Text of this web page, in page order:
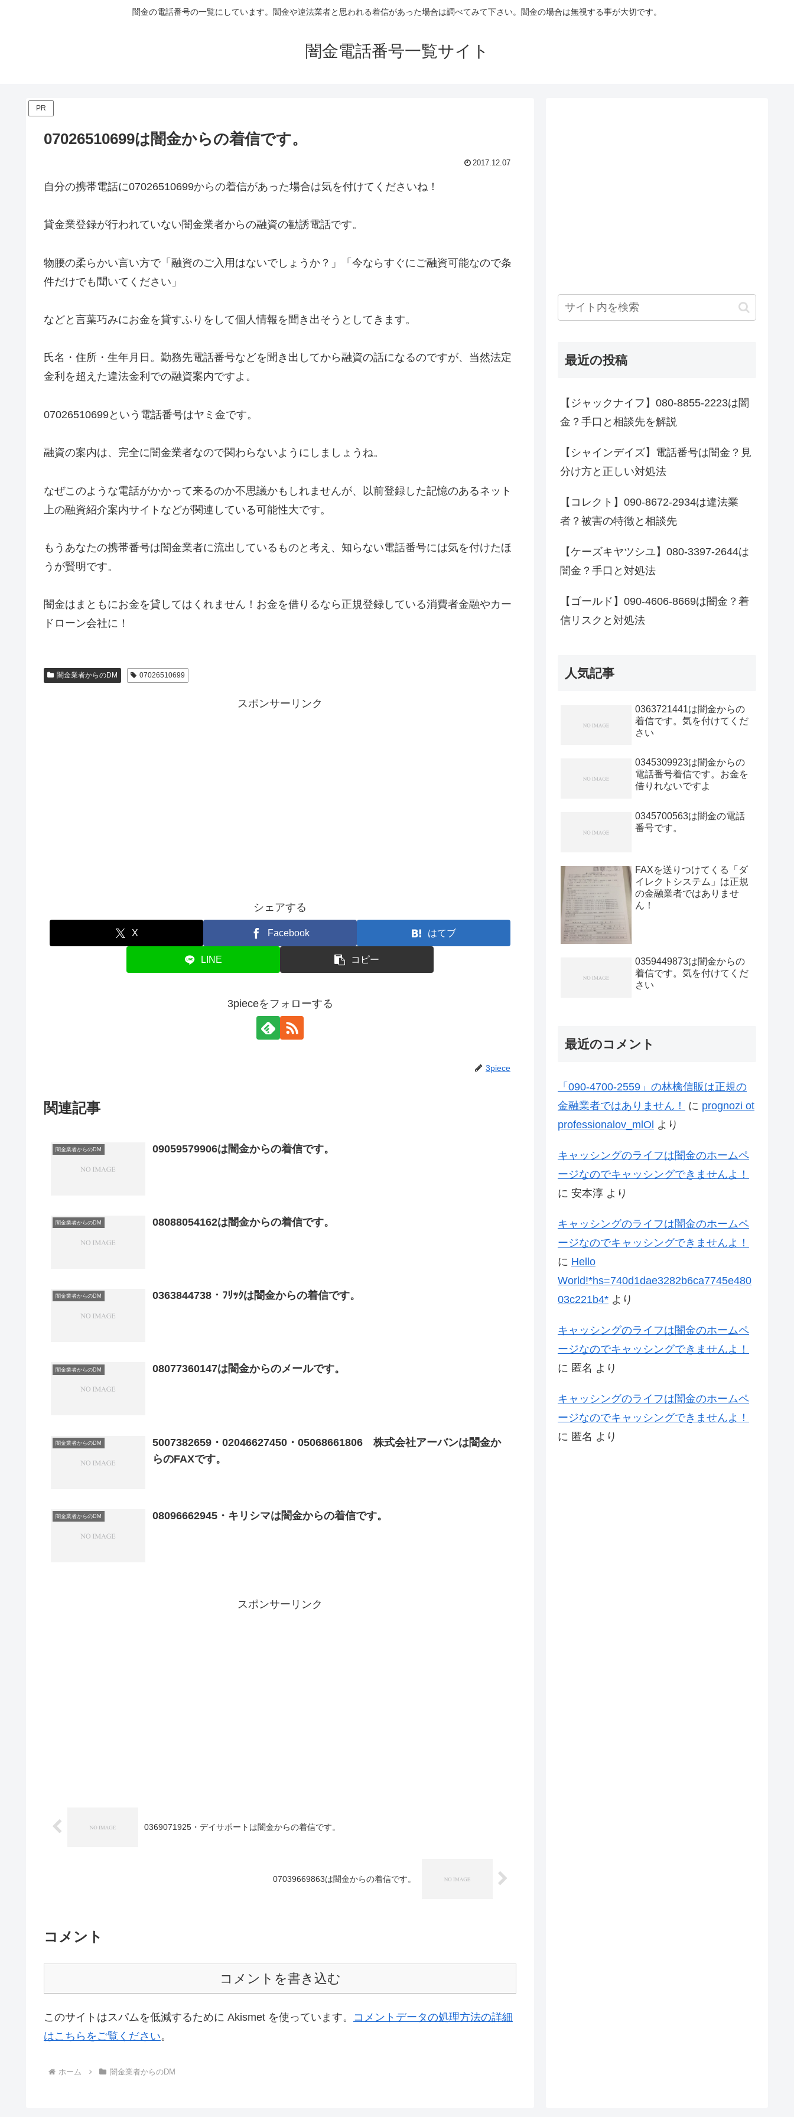
闇金の電話番号の一覧にしています。闇金や違法業者と思われる着信があった場合は調べてみて下さい。闇金の場合は無視する事が大切です。
闇金電話番号一覧サイト
PR
07026510699は闇金からの着信です。
2017.12.07
自分の携帯電話に07026510699からの着信があった場合は気を付けてくださいね！
貸金業登録が行われていない闇金業者からの融資の勧誘電話です。
物腰の柔らかい言い方で「融資のご入用はないでしょうか？」「今ならすぐにご融資可能なので条
件だけでも聞いてください」
などと言葉巧みにお金を貸すふりをして個人情報を聞き出そうとしてきます。
氏名・住所・生年月日。勤務先電話番号などを聞き出してから融資の話になるのですが、当然法定
金利を超えた違法金利での融資案内ですよ。
07026510699という電話番号はヤミ金です。
融資の案内は、完全に闇金業者なので関わらないようにしましょうね。
なぜこのような電話がかかって来るのか不思議かもしれませんが、以前登録した記憶のあるネット
上の融資紹介案内サイトなどが関連している可能性大です。
もうあなたの携帯番号は闇金業者に流出しているものと考え、知らない電話番号には気を付けたほ
うが賢明です。
闇金はまともにお金を貸してはくれません！お金を借りるなら正規登録している消費者金融やカー
ドローン会社に！
闇金業者からのDM 07026510699
スポンサーリンク
シェアする
X Facebook はてブ
LINE コピー
3pieceをフォローする
3piece
関連記事
闇金業者からのDM 09059579906は闇金からの着信です。
闇金業者からのDM 08088054162は闇金からの着信です。
闇金業者からのDM 0363844738・ﾌﾘｯｸは闇金からの着信です。
闇金業者からのDM 08077360147は闇金からのメールです。
闇金業者からのDM
5007382659・02046627450・05068661806 株式会社アーバンは闇金か
らのFAXです。
闇金業者からのDM 08096662945・キリシマは闇金からの着信です。
スポンサーリンク
0369071925・デイサポートは闇金からの着信です。
07039669863は闇金からの着信です。
コメント
コメントを書き込む
このサイトはスパムを低減するために Akismet を使っています。 コメントデータの処理方法の詳細
はこちらをご覧ください。
ホーム 闇金業者からのDM
最近の投稿
【ジャックナイフ】080-8855-2223は闇
金？手口と相談先を解説
【シャインデイズ】電話番号は闇金？見
分け方と正しい対処法
【コレクト】090-8672-2934は違法業
者？被害の特徴と相談先
【ケーズキヤツシユ】080-3397-2644は
闇金？手口と対処法
【ゴールド】090-4606-8669は闇金？着
信リスクと対処法
人気記事
0363721441は闇金からの
着信です。気を付けてくだ
さい
0345309923は闇金からの
電話番号着信です。お金を
借りれないですよ
0345700563は闇金の電話
番号です。
FAXを送りつけてくる「ダ
イレクトシステム」は正規
の金融業者ではありませ
ん！
0359449873は闇金からの
着信です。気を付けてくだ
さい
最近のコメント
「090-4700-2559」の林檎信販は正規の
金融業者ではありません！
に prognozi ot
professionalov_mlOl より
キャッシングのライフは闇金のホームペ
ージなのでキャッシングできませんよ！
に 安本淳 より
キャッシングのライフは闇金のホームペ
ージなのでキャッシングできませんよ！
に Hello
World!*hs=740d1dae3282b6ca7745e480
03c221b4* より
キャッシングのライフは闇金のホームペ
ージなのでキャッシングできませんよ！
に 匿名 より
キャッシングのライフは闇金のホームペ
ージなのでキャッシングできませんよ！
に 匿名 より